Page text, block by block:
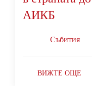
АИКБ
Събития
ВИЖТЕ ОЩЕ